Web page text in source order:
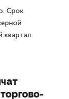
Срок
квартал